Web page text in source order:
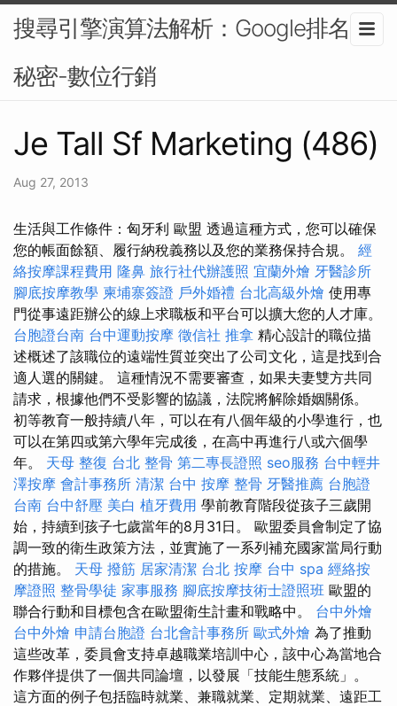
搜尋引擎演算法解析：Google排名的
秘密-數位行銷
Je Tall Sf Marketing (486)
Aug 27, 2013
生活與工作條件：匈牙利 歐盟 透過這種方式，您可以確保
您的帳面餘額、履行納稅義務以及您的業務保持合規。 經
絡按摩課程費用 隆鼻 旅行社代辦護照 宜蘭外燴 牙醫診所
腳底按摩教學 柬埔寨簽證 戶外婚禮 台北高級外燴 使用專
門從事遠距辦公的線上求職板和平台可以擴大您的人才庫。
台胞證台南 台中運動按摩 徵信社 推拿 精心設計的職位描
述概述了該職位的遠端性質並突出了公司文化，這是找到合
適人選的關鍵。 這種情況不需要審查，如果夫妻雙方共同
請求，根據他們不受影響的協議，法院將解除婚姻關係。
初等教育一般持續八年，可以在有八個年級的小學進行，也
可以在第四或第六學年完成後，在高中再進行八或六個學
年。 天母 整復 台北 整骨 第二專長證照 seo服務 台中輕井
澤按摩 會計事務所 清潔 台中 按摩 整骨 牙醫推薦 台胞證
台南 台中舒壓 美白 植牙費用 學前教育階段從孩子三歲開
始，持續到孩子七歲當年的8月31日。 歐盟委員會制定了協
調一致的衛生政策方法，並實施了一系列補充國家當局行動
的措施。 天母 撥筋 居家清潔 台北 按摩 台中 spa 經絡按
摩證照 整骨學徒 家事服務 腳底按摩技術士證照班 歐盟的
聯合行動和目標包含在歐盟衛生計畫和戰略中。 台中外燴
台中外燴 申請台胞證 台北會計事務所 歐式外燴 為了推動
這些改革，委員會支持卓越職業培訓中心，該中心為當地合
作夥伴提供了一個共同論壇，以發展「技能生態系統」。
這方面的例子包括臨時就業、兼職就業、定期就業、遠距工